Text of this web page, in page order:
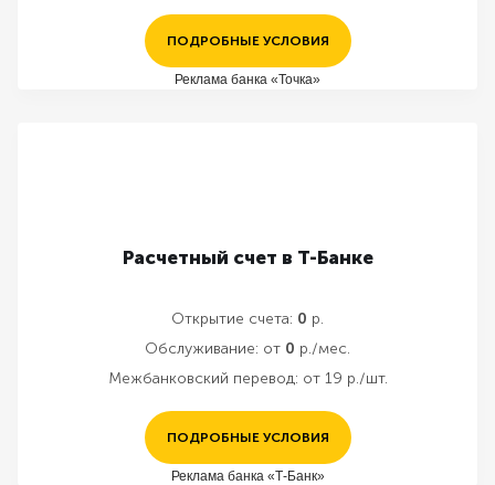
ПОДРОБНЫЕ УСЛОВИЯ
Реклама банка «Точка»
Расчетный счет в Т-Банке
Открытие счета: 0 р.
Обслуживание: от 0 р./мес.
Межбанковский перевод: от 19 р./шт.
ПОДРОБНЫЕ УСЛОВИЯ
Реклама банка «Т-Банк»